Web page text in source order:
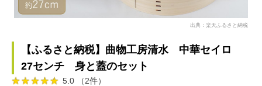
出典：楽天ふるさと納税
【ふるさと納税】曲物工房清水 中華セイロ
27センチ 身と蓋のセット
5.0 （2件）